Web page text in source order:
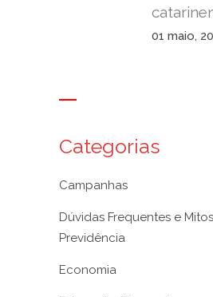
01 maio,
Categorias
Campanhas
Dúvidas Frequentes e
Previdência
Economia